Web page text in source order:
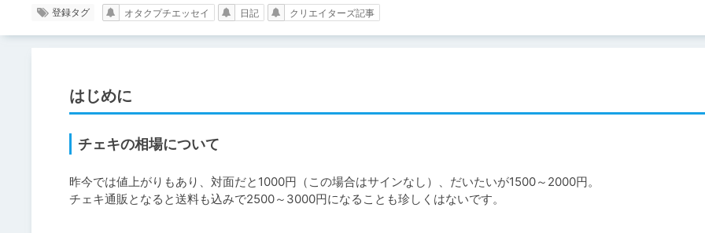
登録タグ オタクプチエッセイ 日記 クリエイターズ記事
はじめに
チェキの相場について
昨今では値上がりもあり、対面だと1000円（この場合はサインなし）、だいたいが1500～2000円。
チェキ通販となると送料も込みで2500～3000円になることも珍しくはないです。